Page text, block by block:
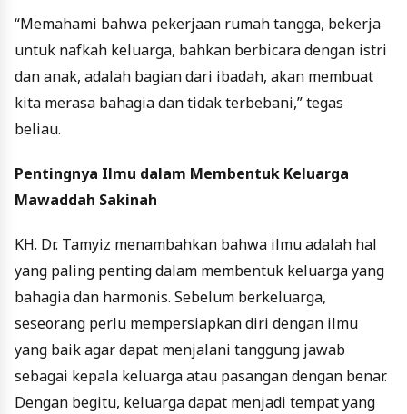
“Memahami bahwa pekerjaan rumah tangga, bekerja
untuk nafkah keluarga, bahkan berbicara dengan istri
dan anak, adalah bagian dari ibadah, akan membuat
kita merasa bahagia dan tidak terbebani,” tegas
beliau.
Pentingnya Ilmu dalam Membentuk Keluarga
Mawaddah Sakinah
KH. Dr. Tamyiz menambahkan bahwa ilmu adalah hal
yang paling penting dalam membentuk keluarga yang
bahagia dan harmonis. Sebelum berkeluarga,
seseorang perlu mempersiapkan diri dengan ilmu
yang baik agar dapat menjalani tanggung jawab
sebagai kepala keluarga atau pasangan dengan benar.
Dengan begitu, keluarga dapat menjadi tempat yang